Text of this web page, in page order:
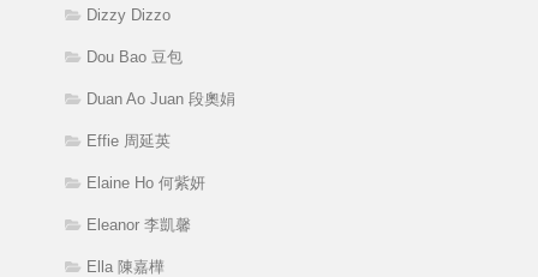
Dizzy Dizzo
Dou Bao 豆包
Duan Ao Juan 段奧娟
Effie 周延英
Elaine Ho 何紫妍
Eleanor 李凱馨
Ella 陳嘉樺